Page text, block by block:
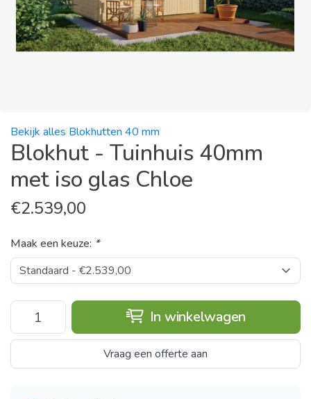
Bekijk alles Blokhutten 40 mm
Blokhut - Tuinhuis 40mm
met iso glas Chloe
€2.539,00
Maak een keuze: *
In winkelwagen
Vraag een offerte aan